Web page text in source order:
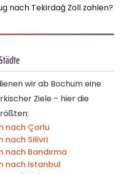
nach Tekirdağ Zoll zahlen?
wir ab Bochum eine
Ziele – hier die
nach Çorlu
nach Silivri
nach Bandırma
nach Istanbul